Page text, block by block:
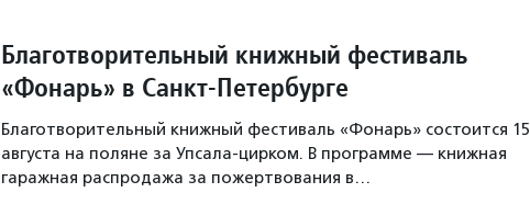
Благотворительный книжный фестиваль
«Фонарь» в Санкт-Петербурге
Благотворительный книжный фестиваль «Фонарь» состоится 15
августа на поляне за Упсала-цирком. В программе — книжная
гаражная распродажа за пожертвования в…